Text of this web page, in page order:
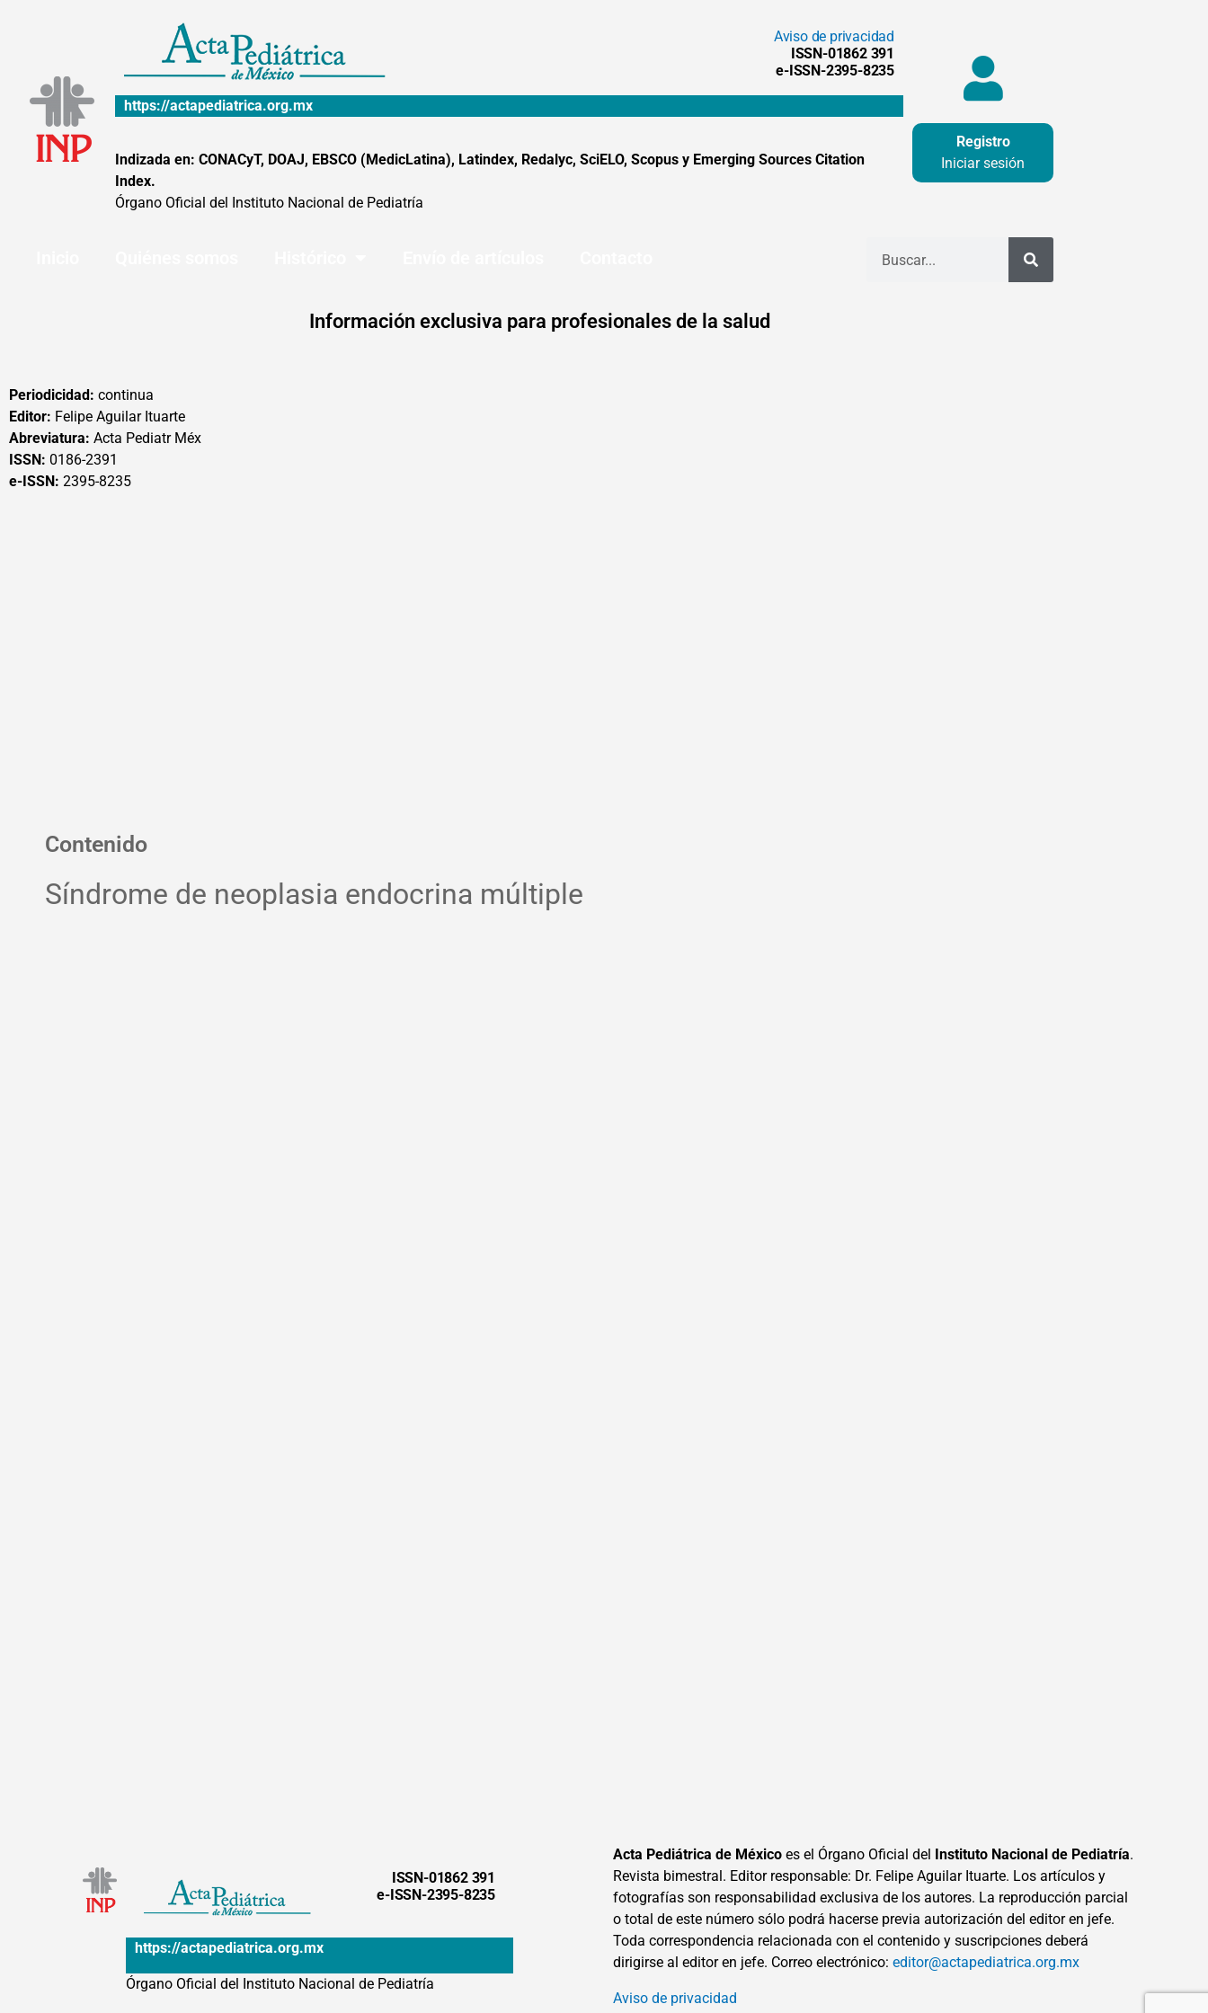
Aviso de privacidad
ISSN-01862 391
e-ISSN-2395-8235
https://actapediatrica.org.mx
Indizada en: CONACyT, DOAJ, EBSCO (MedicLatina), Latindex, Redalyc, SciELO, Scopus y Emerging Sources Citation
Index.
Órgano Oficial del Instituto Nacional de Pediatría
Registro
Iniciar sesión
Información exclusiva para profesionales de la salud
Periodicidad: continua
Editor: Felipe Aguilar Ituarte
Abreviatura: Acta Pediatr Méx
ISSN: 0186-2391
e-ISSN: 2395-8235
Contenido
Síndrome de neoplasia endocrina múltiple
ISSN-01862 391
e-ISSN-2395-8235
https://actapediatrica.org.mx
Órgano Oficial del Instituto Nacional de Pediatría
Acta Pediátrica de México es el Órgano Oficial del Instituto Nacional de Pediatría.
Revista bimestral. Editor responsable: Dr. Felipe Aguilar Ituarte. Los artículos y
fotografías son responsabilidad exclusiva de los autores. La reproducción parcial
o total de este número sólo podrá hacerse previa autorización del editor en jefe.
Toda correspondencia relacionada con el contenido y suscripciones deberá
dirigirse al editor en jefe. Correo electrónico: editor@actapediatrica.org.mx
Aviso de privacidad